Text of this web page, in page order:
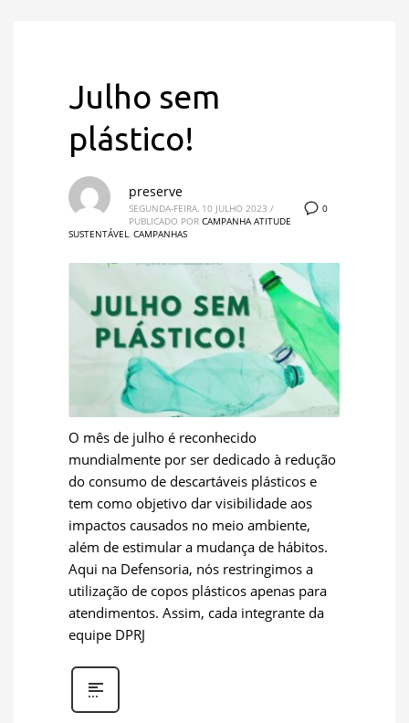
Julho sem
plástico!
0
preserve
SEGUNDA-FEIRA, 10 JULHO 2023 /
PUBLICADO POR CAMPANHA ATITUDE
SUSTENTÁVEL CAMPANHAS
O mês de julho é reconhecido
mundialmente por ser dedicado à redução
do consumo de descartáveis plásticos e
tem como objetivo dar visibilidade aos
impactos causados no meio ambiente,
além de estimular a mudança de hábitos.
Aqui na Defensoria, nós restringimos a
utilização de copos plásticos apenas para
atendimentos. Assim, cada integrante da
equipe DPRJ